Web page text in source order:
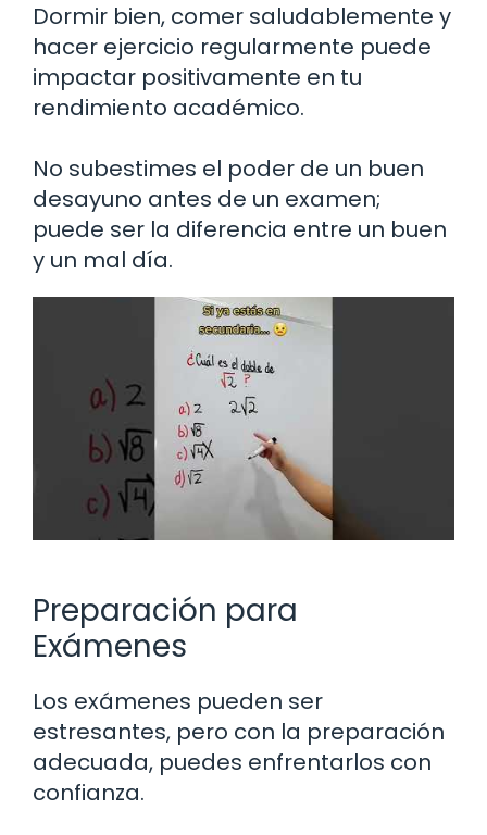
Dormir bien, comer saludablemente y
hacer ejercicio regularmente puede
impactar positivamente en tu
rendimiento académico.
No subestimes el poder de un buen
desayuno antes de un examen;
puede ser la diferencia entre un buen
y un mal día.
Preparación para
Exámenes
Los exámenes pueden ser
estresantes, pero con la preparación
adecuada, puedes enfrentarlos con
confianza.